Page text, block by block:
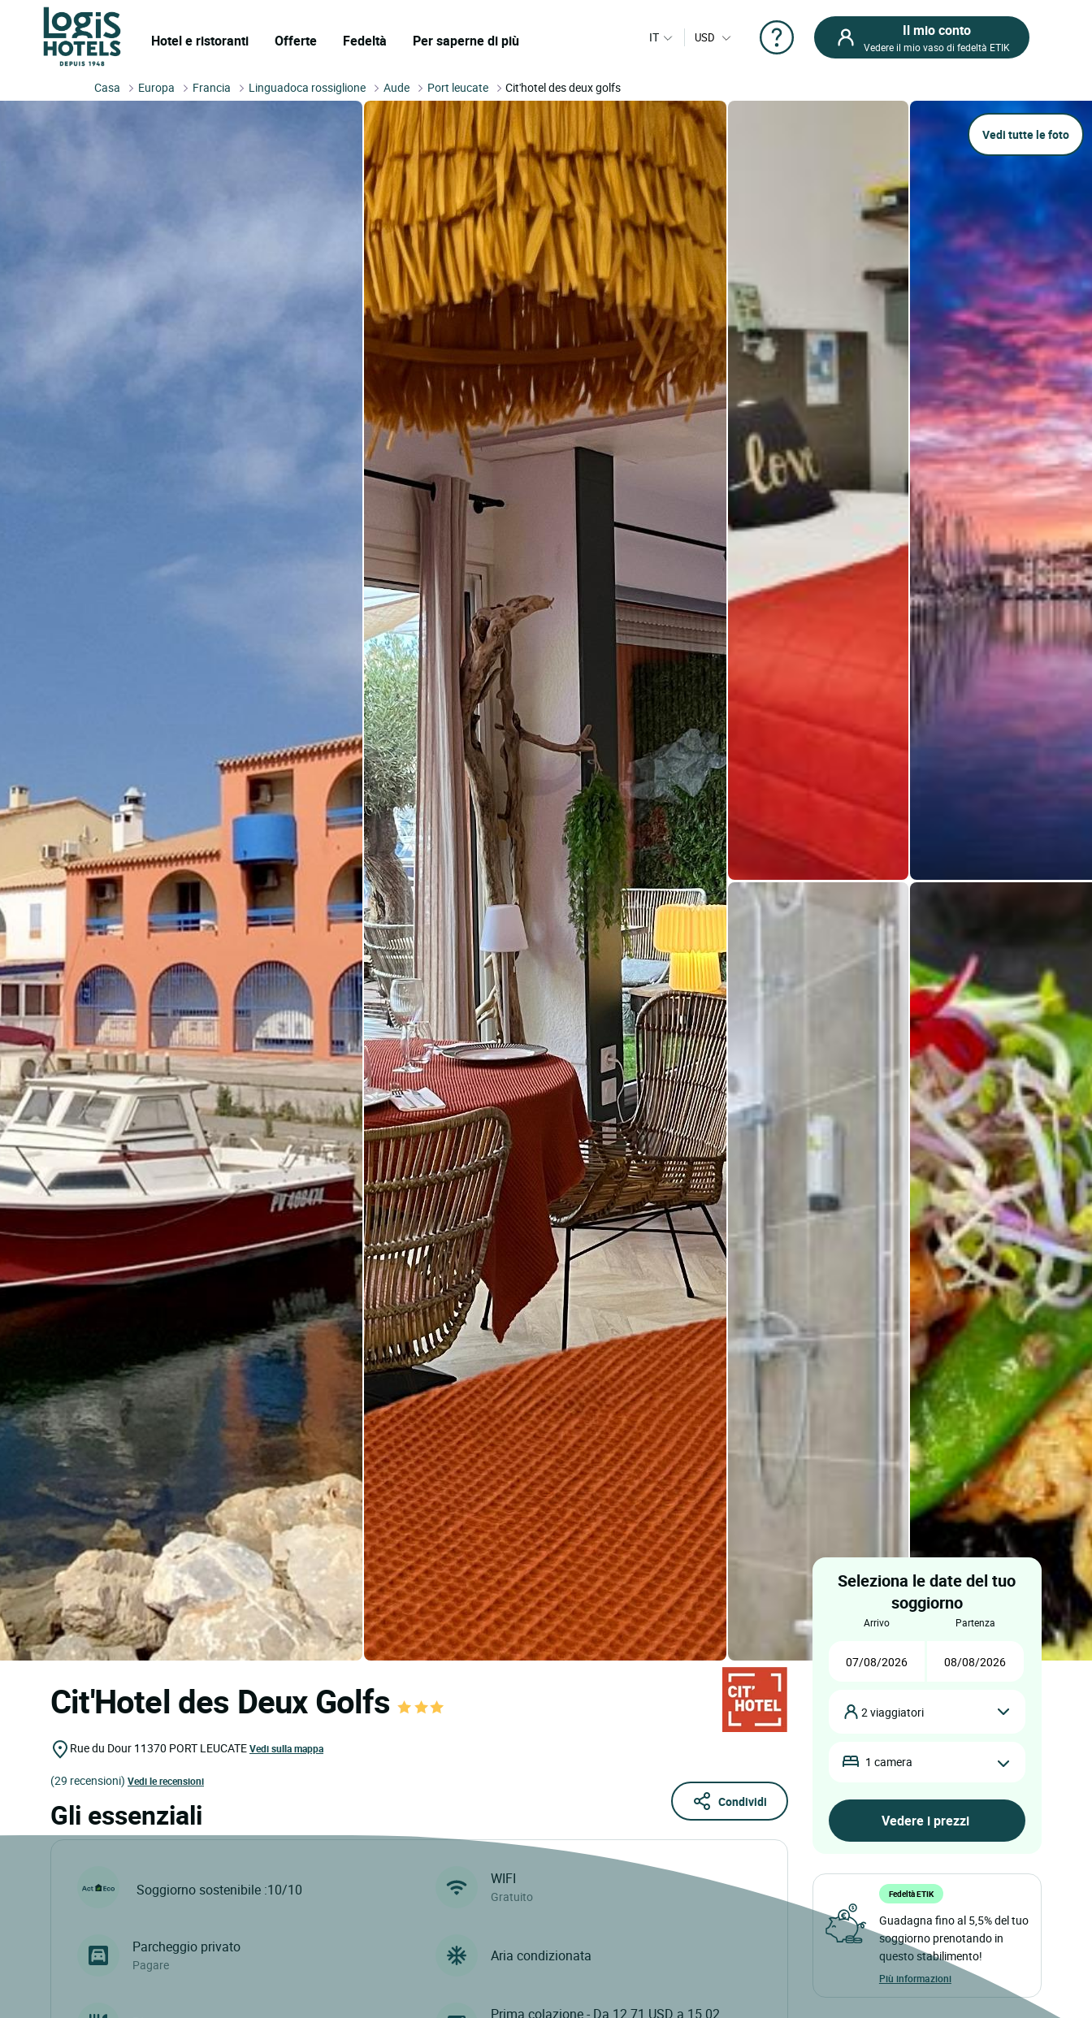
Hotel e ristoranti Offerte Fedeltà Per saperne di più IT USD Il mio conto
Vedere il mio vaso di fedeltà ETIK
Casa Europa Francia Linguadoca rossiglione Aude Port leucate Cit'hotel des deux golfs
Vedi tutte le foto
Cit'Hotel des Deux Golfs
Rue du Dour 11370 PORT LEUCATEVedi sulla mappa
(29 recensioni) Vedi le recensioni
Condividi
Gli essenziali
Soggiorno sostenibile :10/10
WIFI
Gratuito
Parcheggio privato
Pagare
Aria condizionata
Prima colazione - Da 12.71 USD a 15.02
Seleziona le date del tuo
soggiorno
arrivo partenza
2 viaggiatori
1 camera
Fedeltà ETIK
Guadagna fino al 5,5% del tuo
soggiorno prenotando in
questo stabilimento!
Più informazioni